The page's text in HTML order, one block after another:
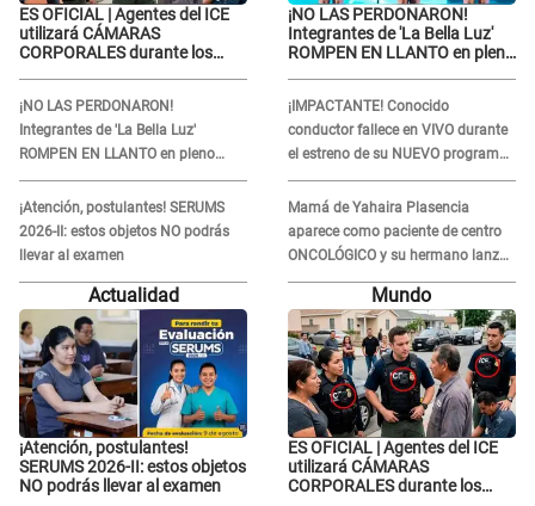
ES OFICIAL | Agentes del ICE
utilizará CÁMARAS
CORPORALES durante los
¡NO LAS PERDONARON!
Integrantes de 'La Bella Luz'
ROMPEN EN LLANTO en pleno
concierto y reciben FUERTES
CRÍTICAS: “La víctima ...”
¡Atención, postulantes! SERUMS
2026-II: estos objetos NO podrás
llevar al examen
¡NO LAS PERDONARON!
Integrantes de 'La Bella Luz'
ROMPEN EN LLANTO en pleno
¡IMPACTANTE! Conocido
conductor fallece en VIVO durante
el estreno de su NUEVO programa:
así fueron sus últimos segundos al
aire
Mamá de Yahaira Plasencia
aparece como paciente de centro
ONCOLÓGICO y su hermano lanza
DESGARRADOR mensaje: "Hoy fue
Actualidad
¡Atención, postulantes!
SERUMS 2026-II: estos objetos
NO podrás llevar al examen
Mundo
ES OFICIAL | Agentes del ICE
utilizará CÁMARAS
CORPORALES durante los